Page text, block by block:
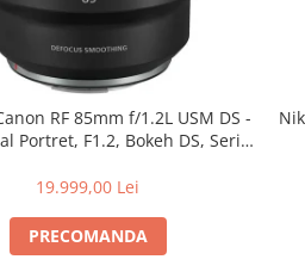
RF 85mm f/1.2L USM DS -
Portret, F1.2, Bokeh DS, Seria
19.999,00 Lei
PRECOMANDA